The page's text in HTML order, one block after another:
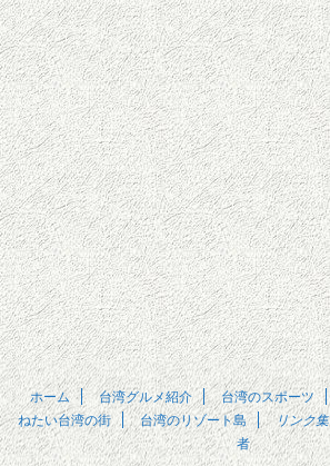
ホーム 台湾グルメ紹介 台湾のスポーツ
ねたい台湾の街
台湾のリゾート島 リンク集
者